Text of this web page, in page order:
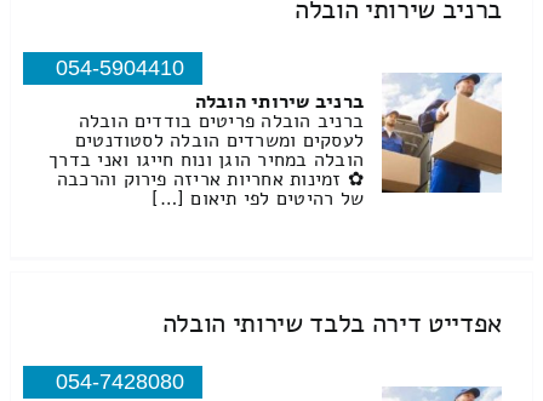
ברניב שירותי הובלה
054-5904410
ברניב שירותי הובלה
ברניב הובלה פריטים בודדים הובלה
לעסקים ומשרדים הובלה לסטודנטים
הובלה במחיר הוגן ונוח חייגו ואני בדרך
✿ זמינות אחריות אריזה פירוק והרכבה
של רהיטים לפי תיאום […]
אפדייט דירה בלבד שירותי הובלה
054-7428080